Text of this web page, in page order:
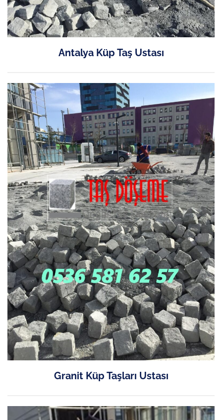
Antalya Küp Taş Ustası
Granit Küp Taşları Ustası